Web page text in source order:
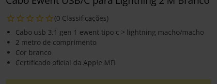
(0 Classificações)
Cabo usb 3.1 gen 1 ewent tipo c > lightning macho/macho
2 metro de comprimento
Cor branco
Certificado oficial da Apple MFI